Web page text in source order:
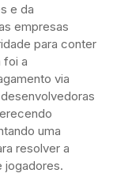
e da
empresas
para conter
foi a
via
uma
resolver a
jogadores.